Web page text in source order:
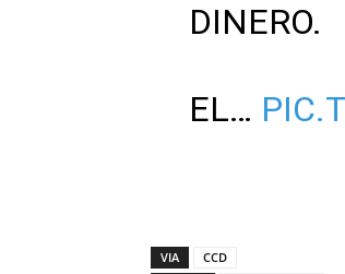
DINERO.
EL…
VIA
CCD